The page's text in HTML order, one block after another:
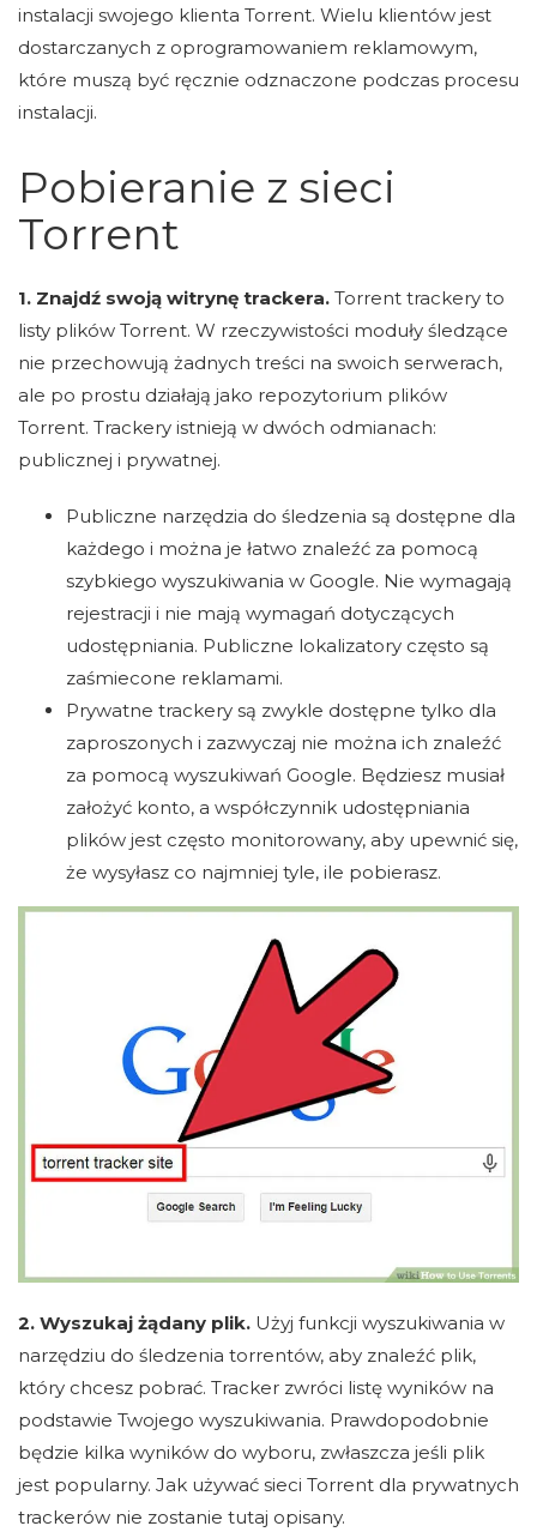
instalacji swojego klienta Torrent. Wielu klientów jest
dostarczanych z oprogramowaniem reklamowym,
które muszą być ręcznie odznaczone podczas procesu
instalacji.
Pobieranie z sieci
Torrent
1. Znajdź swoją witrynę trackera. Torrent trackery to
listy plików Torrent. W rzeczywistości moduły śledzące
nie przechowują żadnych treści na swoich serwerach,
ale po prostu działają jako repozytorium plików
Torrent. Trackery istnieją w dwóch odmianach:
publicznej i prywatnej.
Publiczne narzędzia do śledzenia są dostępne dla
każdego i można je łatwo znaleźć za pomocą
szybkiego wyszukiwania w Google. Nie wymagają
rejestracji i nie mają wymagań dotyczących
udostępniania. Publiczne lokalizatory często są
zaśmiecone reklamami.
Prywatne trackery są zwykle dostępne tylko dla
zaproszonych i zazwyczaj nie można ich znaleźć
za pomocą wyszukiwań Google. Będziesz musiał
założyć konto, a współczynnik udostępniania
plików jest często monitorowany, aby upewnić się,
że wysyłasz co najmniej tyle, ile pobierasz.
2. Wyszukaj żądany plik. Użyj funkcji wyszukiwania w
narzędziu do śledzenia torrentów, aby znaleźć plik,
który chcesz pobrać. Tracker zwróci listę wyników na
podstawie Twojego wyszukiwania. Prawdopodobnie
będzie kilka wyników do wyboru, zwłaszcza jeśli plik
jest popularny. Jak używać sieci Torrent dla prywatnych
trackerów nie zostanie tutaj opisany.